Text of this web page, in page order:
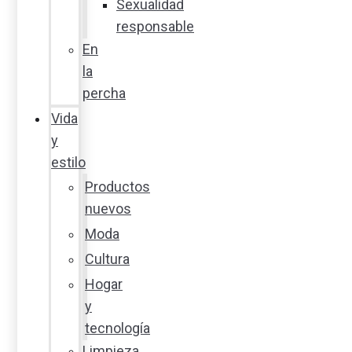
Sexualidad
responsable
En
la
percha
Vida
y
estilo
Productos
nuevos
Moda
Cultura
Hogar
y
tecnología